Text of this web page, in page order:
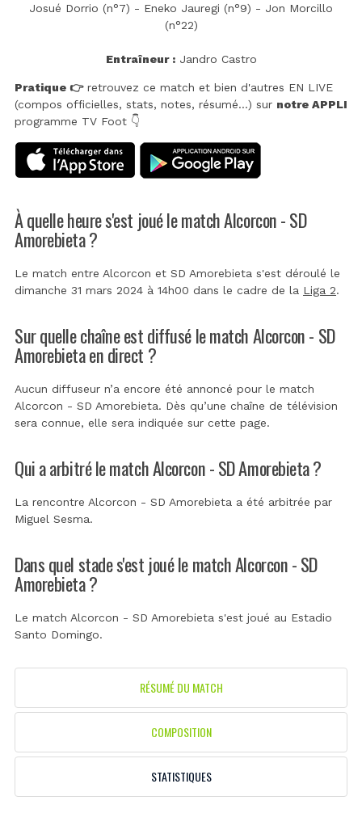
Josué Dorrio (n°7) - Eneko Jauregi (n°9) - Jon Morcillo
(n°22)
Entraîneur :Jandro Castro
Pratique 👉retrouvez ce match et bien d'autres EN LIVE
(compos officielles, stats, notes, résumé...) sur notre APPLI
programme TV Foot 👇
À quelle heure s'est joué le match Alcorcon - SD
Amorebieta ?
Le match entre Alcorcon et SD Amorebieta s'est déroulé le
dimanche 31 mars 2024 à 14h00 dans le cadre de la Liga 2.
Sur quelle chaîne est diffusé le match Alcorcon - SD
Amorebieta en direct ?
Aucun diffuseur n’a encore été annoncé pour le match
Alcorcon - SD Amorebieta. Dès qu’une chaîne de télévision
sera connue, elle sera indiquée sur cette page.
Qui a arbitré le match Alcorcon - SD Amorebieta ?
La rencontre Alcorcon - SD Amorebieta a été arbitrée par
Miguel Sesma.
Dans quel stade s'est joué le match Alcorcon - SD
Amorebieta ?
Le match Alcorcon - SD Amorebieta s'est joué au Estadio
Santo Domingo.
RÉSUMÉ DU MATCH
COMPOSITION
STATISTIQUES